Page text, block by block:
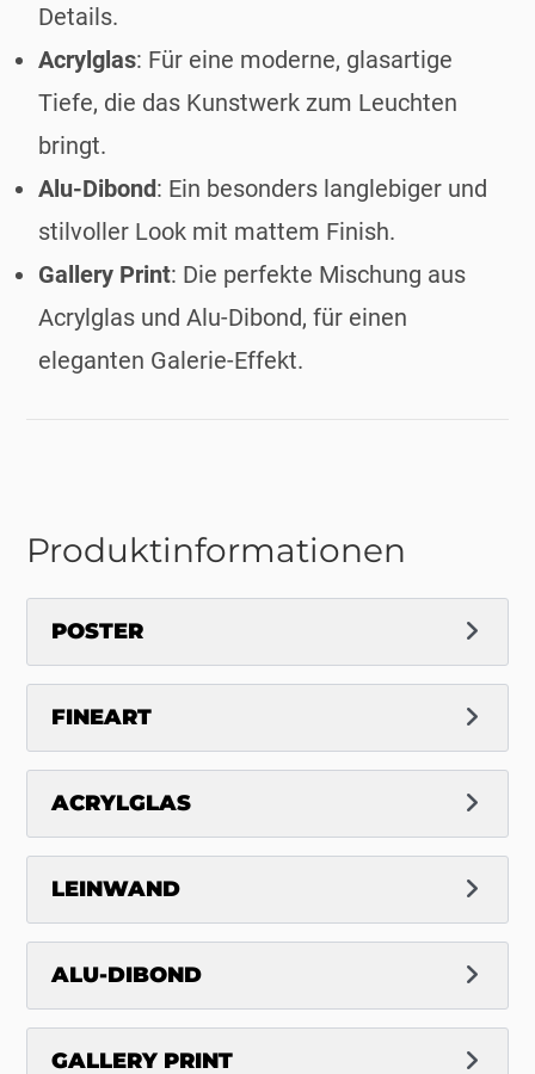
Details.
Acrylglas: Für eine moderne, glasartige
Tiefe, die das Kunstwerk zum Leuchten
bringt.
Alu-Dibond: Ein besonders langlebiger und
stilvoller Look mit mattem Finish.
Gallery Print: Die perfekte Mischung aus
Acrylglas und Alu-Dibond, für einen
eleganten Galerie-Effekt.
Produktinformationen
POSTER
FINEART
ACRYLGLAS
LEINWAND
ALU-DIBOND
GALLERY PRINT